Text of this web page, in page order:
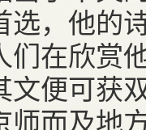
选，他的
们在欣赏
文便可获
师而及地